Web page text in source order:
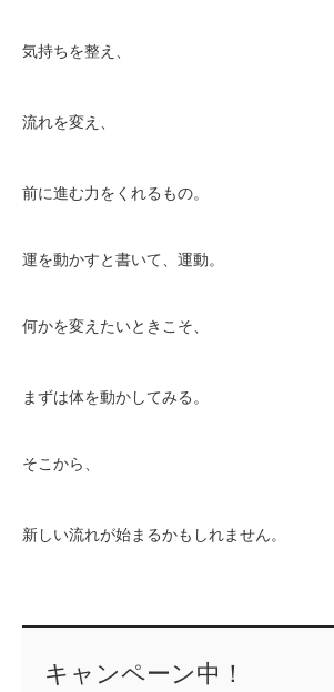
気持ちを整え、
流れを変え、
前に進む力をくれるもの。
運を動かすと書いて、運動。
何かを変えたいときこそ、
まずは体を動かしてみる。
そこから、
新しい流れが始まるかもしれません。
キャンペーン中！